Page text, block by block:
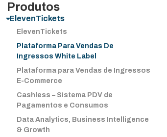
Produtos
ElevenTickets
ElevenTickets
Plataforma Para Vendas De
Ingressos White Label
Plataforma para Vendas de Ingressos
E-Commerce
Cashless – Sistema PDV de
Pagamentos e Consumos
Data Analytics, Business Intelligence
& Growth